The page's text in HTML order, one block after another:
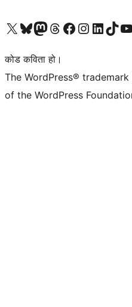
हाम्रो X (पहिले ट्विटर) खातामा जानुहोस्
हाम्रो Bluesky खाता भ्रमण गर्नुहोस्
हाम्रो म्यास्टोडन खाता भ्रमण गर्नुहोस्
हाम्रो थ्रेड्स खातामा जानुहोस्
हाम्रो फेसबुक पेजमा जानुहोस्
हाम्रो इन्स्टाग्राम खातामा जानुहोस्
हाम्रो लिङ्क्डइन खातामा जानुहोस्
हाम्रो TikTok खाता
हाम्रो
कोड कविता हो।
The WordPress®
of the WordPress